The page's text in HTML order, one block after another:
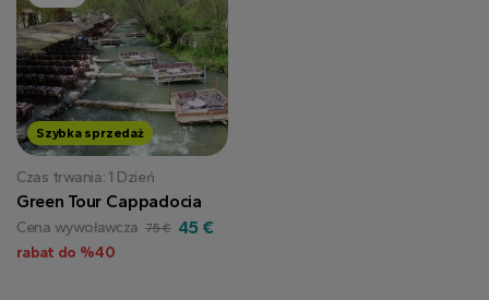
Szybka sprzedaż
Czas trwania: 1 Dzień
Green Tour Cappadocia
Cena wywoławcza 75 € 45 €
rabat do %40